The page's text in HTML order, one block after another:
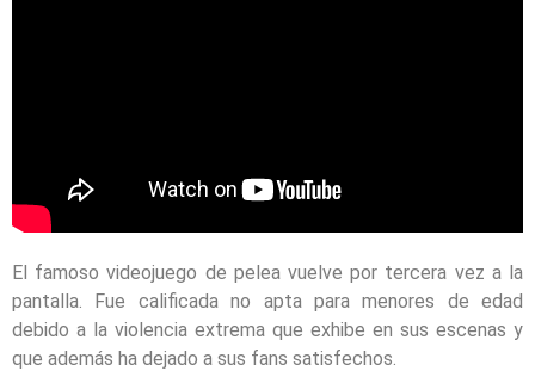
El famoso videojuego de pelea vuelve por tercera vez a la
pantalla. Fue calificada no apta para menores de edad
debido a la violencia extrema que exhibe en sus escenas y
que además ha dejado a sus fans satisfechos.